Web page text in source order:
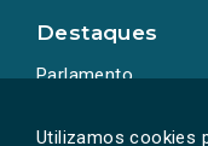
Utilizamos cookies
Destaques
Parlamento